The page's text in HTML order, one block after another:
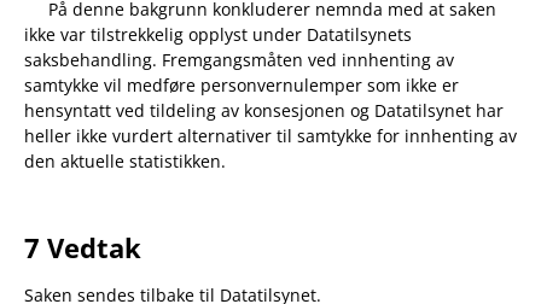
På denne bakgrunn konkluderer nemnda med at saken
ikke var tilstrekkelig opplyst under Datatilsynets
saksbehandling. Fremgangsmåten ved innhenting av
samtykke vil medføre personvernulemper som ikke er
hensyntatt ved tildeling av konsesjonen og Datatilsynet har
heller ikke vurdert alternativer til samtykke for innhenting av
den aktuelle statistikken.
7 Vedtak
Saken sendes tilbake til Datatilsynet.